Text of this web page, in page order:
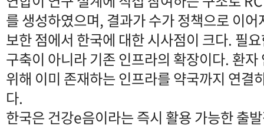
를 생성하였으며, 결과가 수가 정책으로 이
보한 점에서 한국에 대한 시사점이 크다. 필
구축이 아니라 기존 인프라의 확장이다. 환
위해 이미 존재하는 인프라를 약국까지 연결
다.
한국은 건강e음이라는 즉시 활용 가능한 출